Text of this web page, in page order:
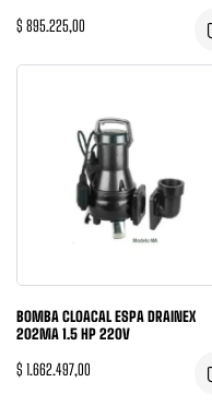
$ 895.225,00
BOMBA CLOACAL ESPA DRAINEX
202MA 1.5 HP 220V
$ 1.662.497,00